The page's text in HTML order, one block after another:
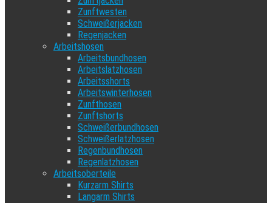
Zunftwesten
Schweißerjacken
Regenjacken
Arbeitshosen
Arbeitsbundhosen
Arbeitslatzhosen
Arbeitsshorts
Arbeitswinterhosen
Zunfthosen
Zunftshorts
Schweißerbundhosen
Schweißerlatzhosen
Regenbundhosen
Regenlatzhosen
Arbeitsoberteile
Kurzarm Shirts
Langarm Shirts